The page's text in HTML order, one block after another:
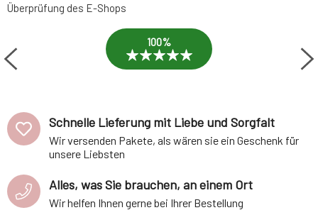
Überprüfung des E-Shops
100%
Schnelle Lieferung mit Liebe und Sorgfalt
Wir versenden Pakete, als wären sie ein Geschenk für
unsere Liebsten
Alles, was Sie brauchen, an einem Ort
Wir helfen Ihnen gerne bei Ihrer Bestellung